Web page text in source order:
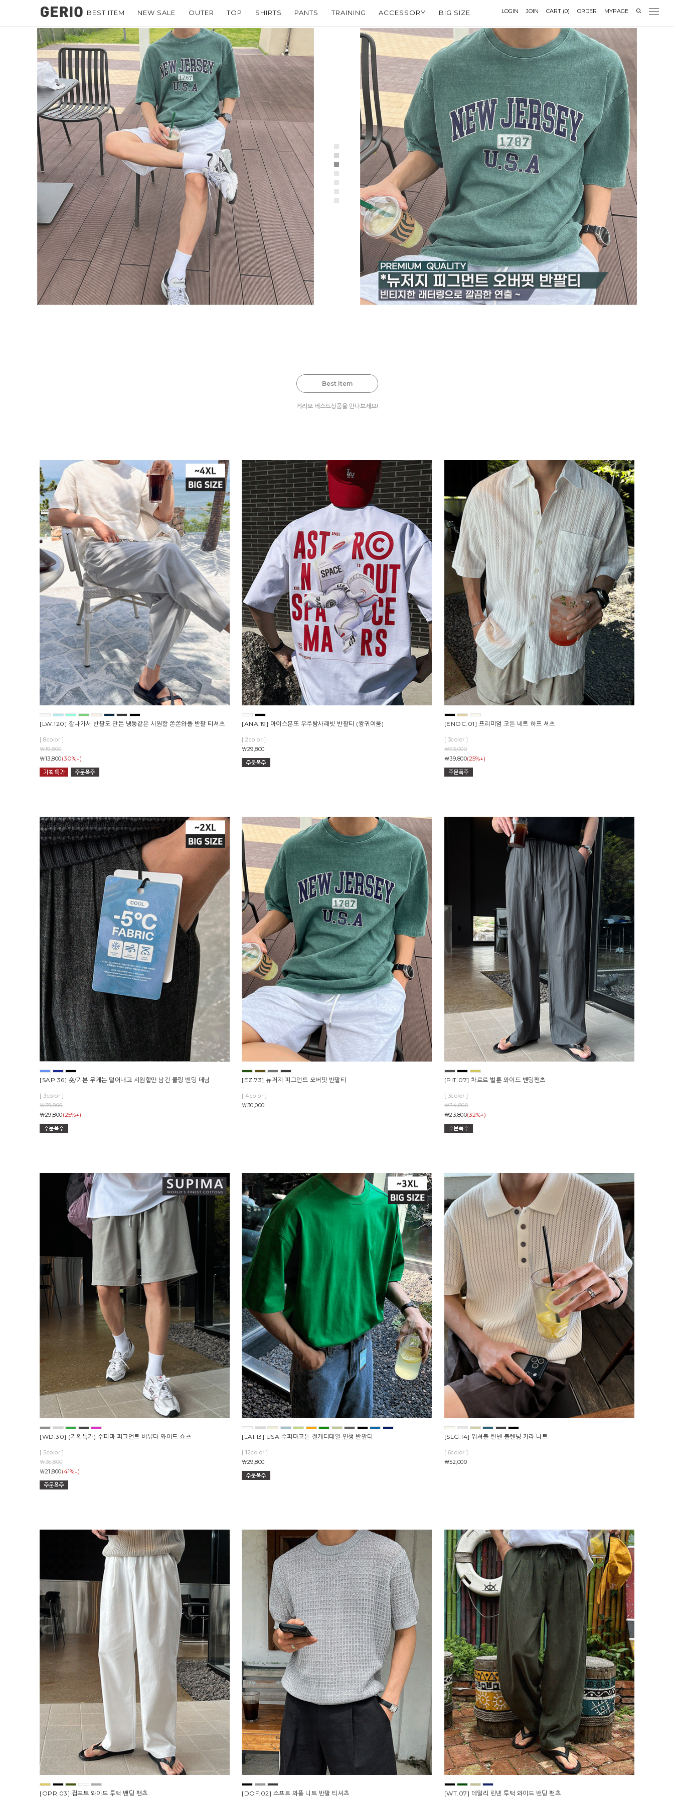
LOGIN JOIN CART (0) ORDER MYPAGE
BEST ITEM NEW SALE OUTER TOP SHIRTS PANTS TRAINING ACCESSORY BIG SIZE
Best Item
게리오 베스트상품을 만나보세요!
[LW.120] 잘나가서 반팔도 만든 냉동같은 시원함 쫀쫀와플 반팔 티셔츠
[ 8color ]
￦19,800
￦13,800(30%↓)
[ANA.19] 아이스분또 우주탐사래빗 반팔티 (짱귀여움)
[ 2color ]
￦29,800
[ENOC.01] 프리미엄 코튼 네트 하프 셔츠
[ 3color ]
￦53,000
￦39,800(25%↓)
[SAP.36] 숏/기본 무게는 덜어내고 시원함만 남긴 쿨링 밴딩 데님
[ 3color ]
￦39,800
￦29,800(25%↓)
[EZ.73] 뉴저지 피그먼트 오버핏 반팔티
[ 4color ]
￦30,000
[PIT.07] 차르르 벌룬 와이드 밴딩팬츠
[ 3color ]
￦34,800
￦23,800(32%↓)
[WD.30] (기획특가) 수피마 피그먼트 버뮤다 와이드 쇼츠
[ 5color ]
￦36,800
￦21,800(41%↓)
[LAI.13] USA 수피마코튼 절개디테일 인생 반팔티
[ 12color ]
￦29,800
[SLG.14] 워셔블 린넨 블렌딩 카라 니트
[ 6color ]
￦52,000
[OPR.03] 컴포트 와이드 투턱 밴딩 팬츠 [DOF.02] 소프트 와플 니트 반팔 티셔츠 [WT.07] 데일리 린넨 투턱 와이드 밴딩 팬츠